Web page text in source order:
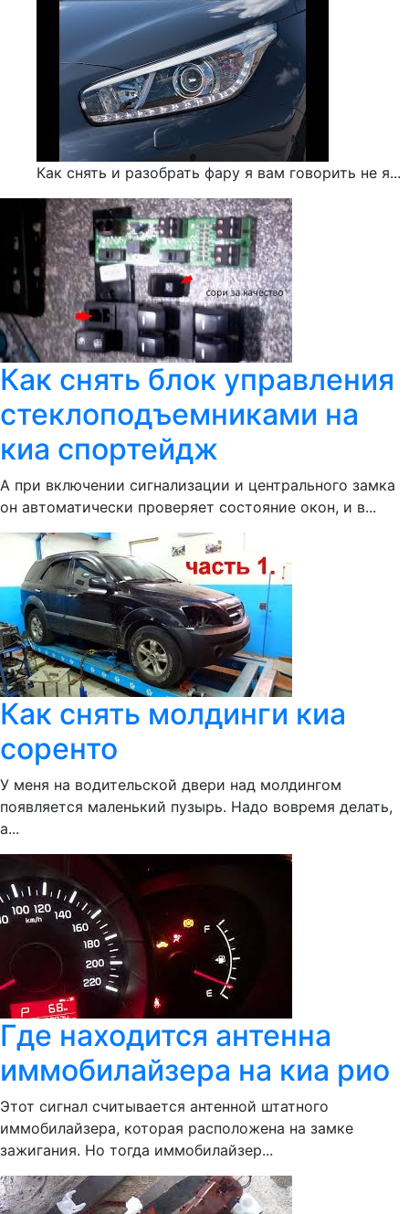
Как снять и разобрать фару я вам говорить не я...
Как снять блок управления
стеклоподъемниками на
киа спортейдж
А при включении сигнализации и центрального замка
он автоматически проверяет состояние окон, и в...
Как снять молдинги киа
соренто
У меня на водительской двери над молдингом
появляется маленький пузырь. Надо вовремя делать,
а...
Где находится антенна
иммобилайзера на киа рио
Этот сигнал считывается антенной штатного
иммобилайзера, которая расположена на замке
зажигания. Но тогда иммобилайзер...